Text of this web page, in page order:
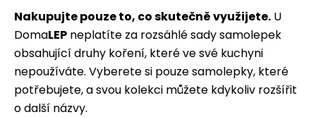
Nakupujte pouze to, co skutečně využijete. U
DomaLEP neplatíte za rozsáhlé sady samolepek
obsahující druhy koření, které ve své kuchyni
nepoužíváte. Vyberete si pouze samolepky, které
potřebujete, a svou kolekci můžete kdykoliv rozšířit
o další názvy.